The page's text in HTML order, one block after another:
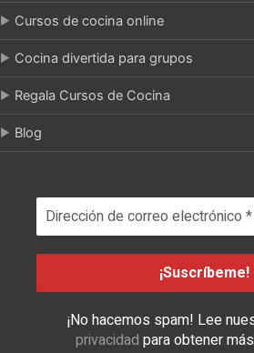
Cursos de cocina online
Cocina divertida para grupos
Regala Cursos de Cocina
Blog
¡No hacemos spam! Lee
privacidad para obtener